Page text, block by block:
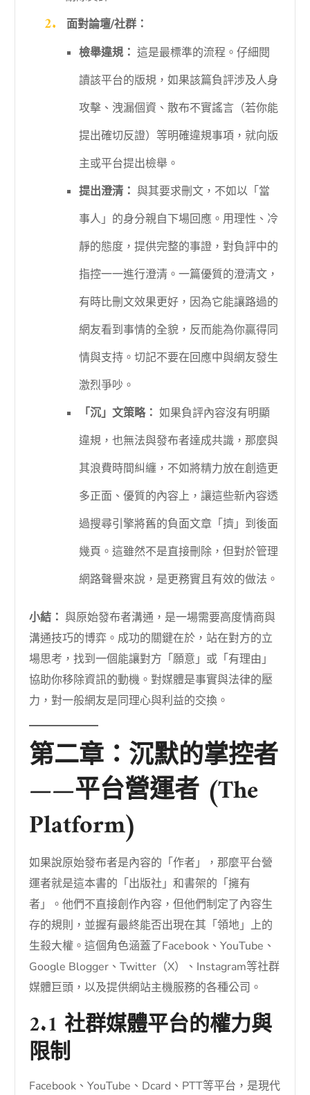
面對論壇/社群：
檢舉違規： 這是最標準的流程。仔細閱
讀該平台的版規，如果該篇負評涉及人身
攻擊、洩漏個資、散布不實謠言（若你能
提出確切反證）等明確違規事項，就向版
主或平台提出檢舉。
提出澄清： 與其要求刪文，不如以「當
事人」的身分親自下場回應。用理性、冷
靜的態度，提供完整的事證，對負評中的
指控一一進行澄清。一篇優質的澄清文，
有時比刪文效果更好，因為它能讓路過的
網友看到事情的全貌，反而能為你贏得同
情與支持。切記不要在回應中與網友發生
激烈爭吵。
「沉」文策略： 如果負評內容沒有明顯
違規，也無法與發布者達成共識，那麼與
其浪費時間糾纏，不如將精力放在創造更
多正面、優質的內容上，讓這些新內容透
過搜尋引擎將舊的負面文章「擠」到後面
幾頁。這雖然不是直接刪除，但對於管理
網路聲譽來說，是更務實且有效的做法。
小結： 與原始發布者溝通，是一場需要高度情商與
溝通技巧的博弈。成功的關鍵在於，站在對方的立
場思考，找到一個能讓對方「願意」或「有理由」
協助你移除資訊的動機。對媒體是事實與法律的壓
力，對一般網友是同理心與利益的交換。
第二章：沉默的掌控者
——平台營運者 (The
Platform)
如果說原始發布者是內容的「作者」，那麼平台營
運者就是這本書的「出版社」和書架的「擁有
者」。他們不直接創作內容，但他們制定了內容生
存的規則，並握有最終能否出現在其「領地」上的
生殺大權。這個角色涵蓋了Facebook、YouTube、
Google Blogger、Twitter（X）、Instagram等社群
媒體巨頭，以及提供網站主機服務的各種公司。
2.1 社群媒體平台的權力與
限制
Facebook、YouTube、Dcard、PTT等平台，是現代